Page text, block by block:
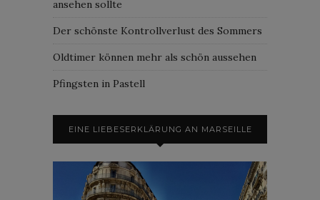
ansehen sollte
Der schönste Kontrollverlust des Sommers
Oldtimer können mehr als schön aussehen
Pfingsten in Pastell
EINE LIEBESERKLÄRUNG AN MARSEILLE